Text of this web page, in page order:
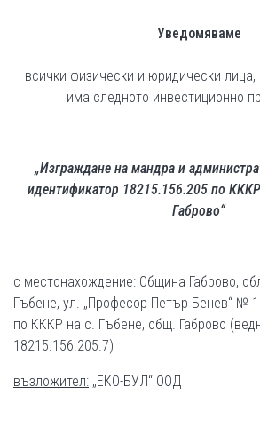
Уведомяваме
всички физически и юридически лица,
има следното инвестиционно
„Изграждане на мандра и
идентификатор 18215.156.205 по
Габрово“
с местонахождение: Община Габрово,
Гъбене, ул. „Професор Петър Бенев“ №
по КККР на с. Гъбене, общ. Габрово
18215.156.205.7)
възложител: „ЕКО-БУЛ“ ООД